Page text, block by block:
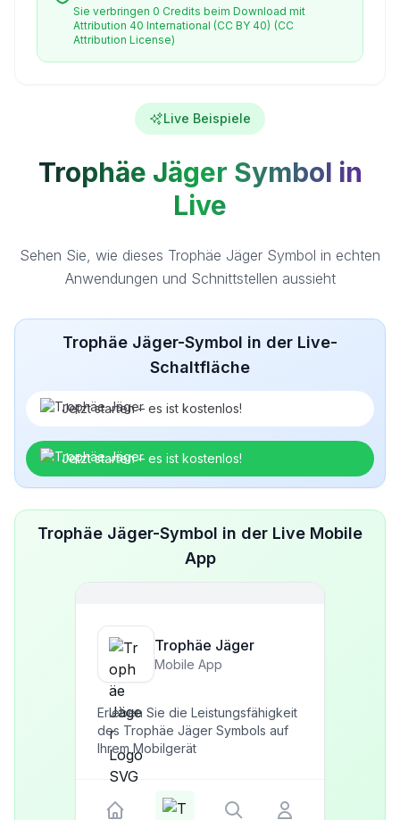
Sie verbringen 0 Credits beim Download mit
Attribution 40 International (CC BY 40) (CC
Attribution License)
Live Beispiele
Trophäe Jäger Symbol in
Live
Sehen Sie, wie dieses Trophäe Jäger Symbol in echten
Anwendungen und Schnittstellen aussieht
Trophäe Jäger-Symbol in der Live-
Schaltfläche
Jetzt starten – es ist kostenlos!
Jetzt starten – es ist kostenlos!
Trophäe Jäger-Symbol in der Live Mobile
App
Trophäe Jäger
Mobile App
Erleben Sie die Leistungsfähigkeit
des Trophäe Jäger Symbols auf
Ihrem Mobilgerät